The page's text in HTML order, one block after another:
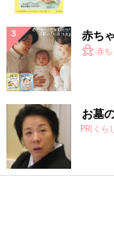
赤ち
赤
お墓
PR(くら